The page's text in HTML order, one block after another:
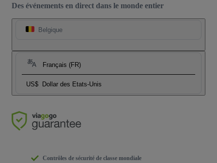
Des événements en direct dans le monde entier
Belgique
Français (FR)
US$ Dollar des Etats-Unis
Contrôles de sécurité de classe mondiale